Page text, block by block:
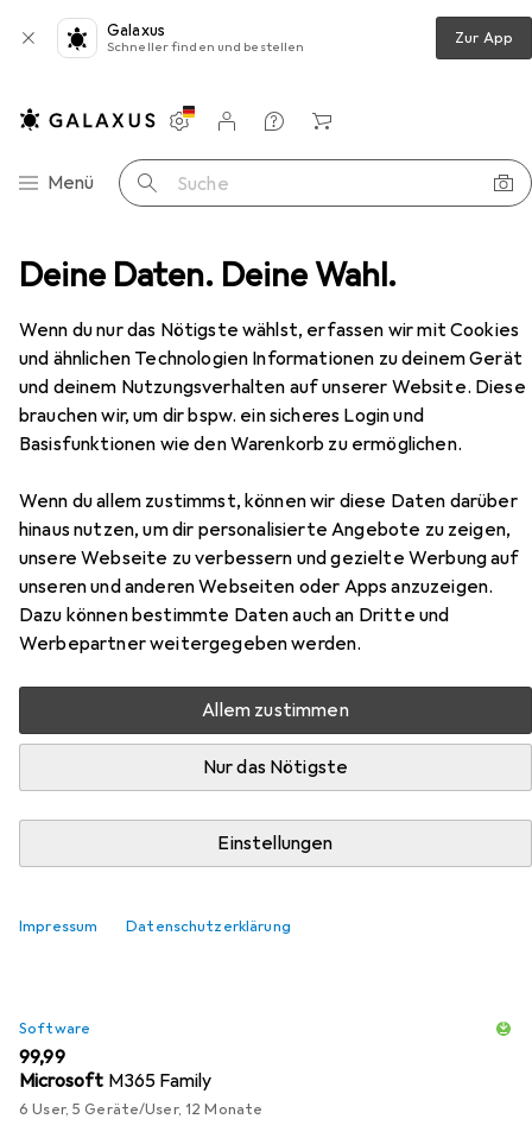
Deine Daten. Deine Wahl.
Wenn du nur das Nötigste wählst, erfassen wir mit Cookies
und ähnlichen Technologien Informationen zu deinem Gerät
und deinem Nutzungsverhalten auf unserer Website. Diese
brauchen wir, um dir bspw. ein sicheres Login und
Basisfunktionen wie den Warenkorb zu ermöglichen.
Wenn du allem zustimmst, können wir diese Daten darüber
hinaus nutzen, um dir personalisierte Angebote zu zeigen,
unsere Webseite zu verbessern und gezielte Werbung auf
unseren und anderen Webseiten oder Apps anzuzeigen.
Dazu können bestimmte Daten auch an Dritte und
Werbepartner weitergegeben werden.
Allem zustimmen
Nur das Nötigste
Einstellungen
Impressum Datenschutzerklärung
Galaxus
Schneller finden und bestellen Zur App
Navigation nach Kategorien
Menü Suche
Einstellungen
Kundenkonto
Vergleichslisten
Merklisten
Warenkorb
Notebooks + PCs PC Shuttle X50V9
ShuttleX50V9
1000 GB, 16 GB, Intel UHD Graphics
Zubehör für Shuttle X50V9
Hier findest du passendes Zubehör zum Produkt Shuttle
X50V9 aus der Kategorie Software.
Relevanz
Produktliste
Software
NordVPNBasis
1 User, 10 Geräte/User, 12 Monate
Software
EUR
99,99
Microsoft M365 Family
6 User, 5 Geräte/User, 12 Monate